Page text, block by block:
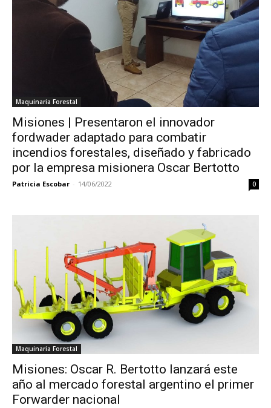
Maquinaria Forestal
Misiones | Presentaron el innovador
fordwader adaptado para combatir
incendios forestales, diseñado y fabricado
por la empresa misionera Oscar Bertotto
Patricia Escobar - 14/06/2022 0
Maquinaria Forestal
Misiones: Oscar R. Bertotto lanzará este
año al mercado forestal argentino el primer
Forwarder nacional